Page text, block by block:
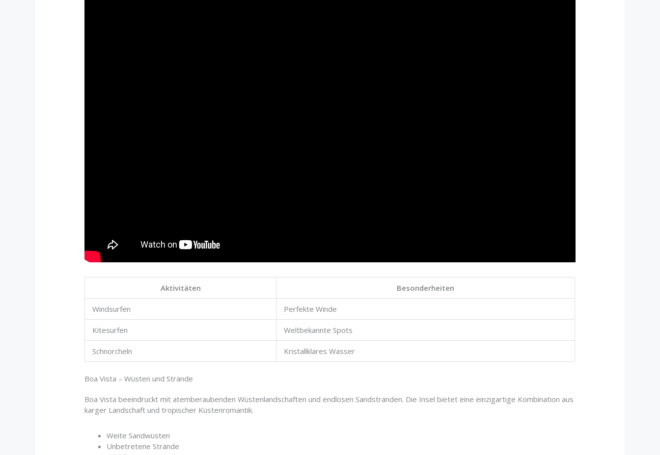
Aktivitäten Besonderheiten
Windsurfen Perfekte Winde
Kitesurfen Weltbekannte Spots
Schnorcheln Kristallklares Wasser
Boa Vista – Wüsten und Strände
Boa Vista beeindruckt mit atemberaubenden Wüstenlandschaften und endlosen Sandstränden. Die Insel bietet eine einzigartige Kombination aus
karger Landschaft und tropischer Küstenromantik.
Weite Sandwüsten
Unbetretene Strände